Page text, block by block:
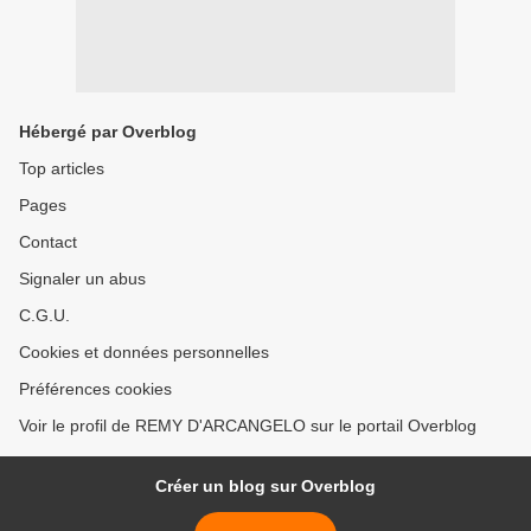
Hébergé par Overblog
Top articles
Pages
Contact
Signaler un abus
C.G.U.
Cookies et données personnelles
Préférences cookies
Voir le profil de REMY D'ARCANGELO sur le portail Overblog
Créer un blog sur Overblog